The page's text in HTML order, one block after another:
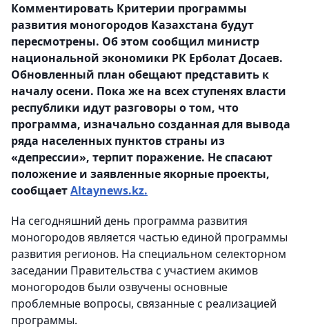
Комментировать Критерии программы
развития моногородов Казахстана будут
пересмотрены. Об этом сообщил министр
национальной экономики РК Ерболат Досаев.
Обновленный план обещают представить к
началу осени. Пока же на всех ступенях власти
республики идут разговоры о том, что
программа, изначально созданная для вывода
ряда населенных пунктов страны из
«депрессии», терпит поражение. Не спасают
положение и заявленные якорные проекты,
сообщаетАltaynews.kz.
На сегодняшний день программа развития
моногородов является частью единой программы
развития регионов. На специальном селекторном
заседании Правительства с участием акимов
моногородов были озвучены основные
проблемные вопросы, связанные с реализацией
программы.